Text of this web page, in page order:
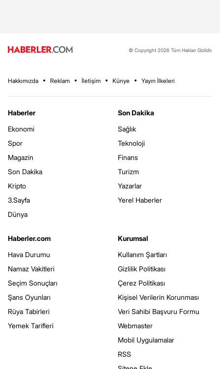
© Copyright 2026 Tüm Hakları Gizlidir.
Hakkımızda Reklam İletişim Künye Yayın İlkeleri
Haberler
Ekonomi
Spor
Magazin
Son Dakika
Kripto
3.Sayfa
Dünya
Son Dakika
Sağlık
Teknoloji
Finans
Turizm
Yazarlar
Yerel Haberler
Haberler.com
Hava Durumu
Namaz Vakitleri
Seçim Sonuçları
Şans Oyunları
Rüya Tabirleri
Yemek Tarifleri
Kurumsal
Kullanım Şartları
Gizlilik Politikası
Çerez Politikası
Kişisel Verilerin Korunması
Veri Sahibi Başvuru Formu
Webmaster
Mobil Uygulamalar
RSS